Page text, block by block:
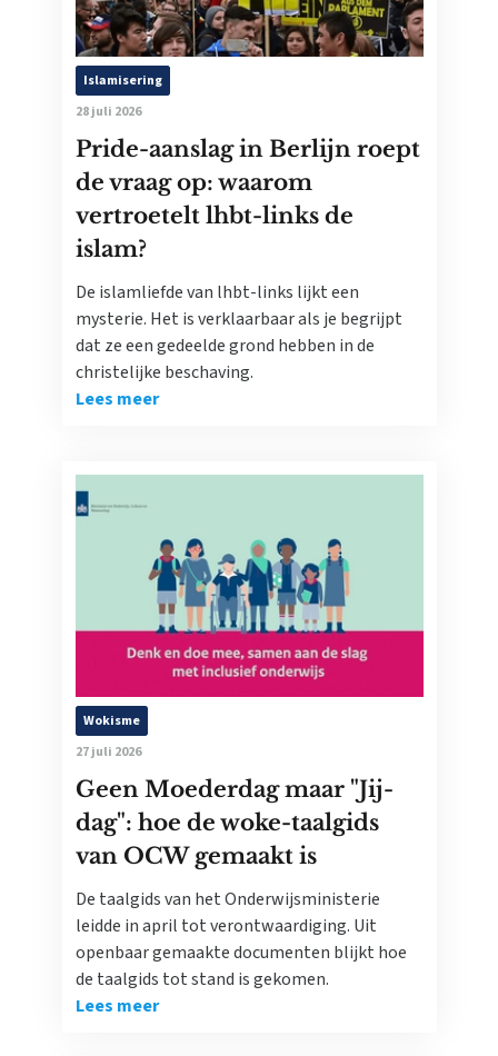
Islamisering
28 juli 2026
Pride-aanslag in Berlijn roept
de vraag op: waarom
vertroetelt lhbt-links de
islam?
De islamliefde van lhbt-links lijkt een
mysterie. Het is verklaarbaar als je begrijpt
dat ze een gedeelde grond hebben in de
christelijke beschaving.
Lees meer
Wokisme
27 juli 2026
Geen Moederdag maar "Jij-
dag": hoe de woke-taalgids
van OCW gemaakt is
De taalgids van het Onderwijsministerie
leidde in april tot verontwaardiging. Uit
openbaar gemaakte documenten blijkt hoe
de taalgids tot stand is gekomen.
Lees meer